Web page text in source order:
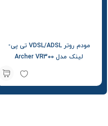
مودم روتر VDSL/ADSL تی پی-
لینک مدل Archer VR300